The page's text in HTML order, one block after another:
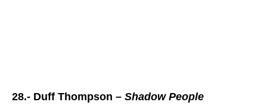
28.- Duff Thompson – Shadow People